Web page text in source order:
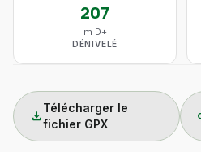
207
m D+
DÉNIVELÉ
download
Télécharger le
fichier GPX